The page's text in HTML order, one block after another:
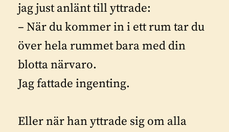
jag just anlänt till yttrade:
– När du kommer in i ett rum tar du
över hela rummet bara med din
blotta närvaro.
Jag fattade ingenting.
Eller när han yttrade sig om alla